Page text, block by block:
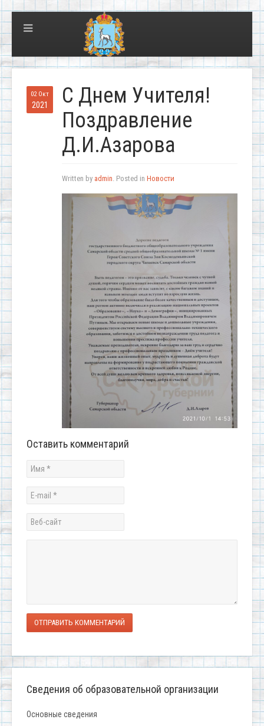
02 Окт
2021
С Днем Учителя!
Поздравление
Д.И.Азарова
Written by admin. Posted in Новости
Оставить комментарий
ОТПРАВИТЬ КОММЕНТАРИЙ
Сведения об образовательной организации
Основные сведения